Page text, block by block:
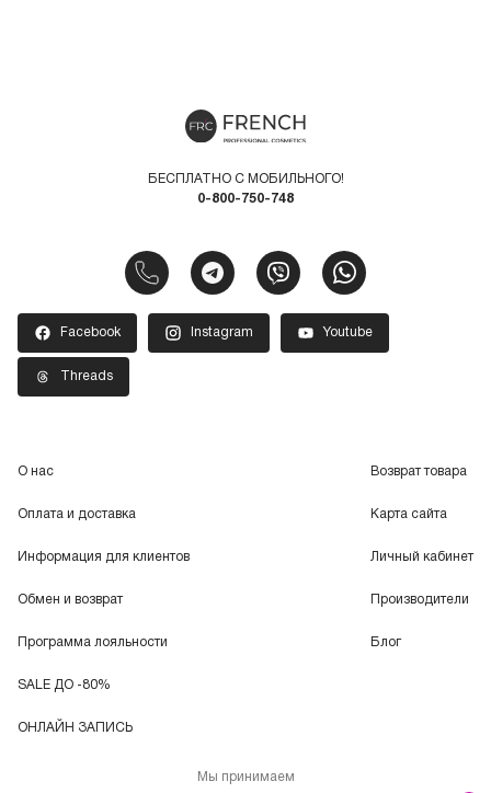
БЕСПЛАТНО С МОБИЛЬНОГО!
0-800-750-748
Facebook Instagram Youtube
Threads
О нас
Оплата и доставка
Информация для клиентов
Обмен и возврат
Программа лояльности
SALE ДО -80%
ОНЛАЙН ЗАПИСЬ
Возврат товара
Карта сайта
Личный кабинет
Производители
Блог
Мы принимаем